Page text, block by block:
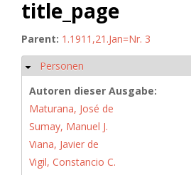
title_page
Parent: 1.1911,21.Jan=Nr. 3
Hide
Personen
Autoren dieser Ausgabe:
Maturana, José de
Sumay, Manuel J.
Viana, Javier de
Vigil, Constancio C.